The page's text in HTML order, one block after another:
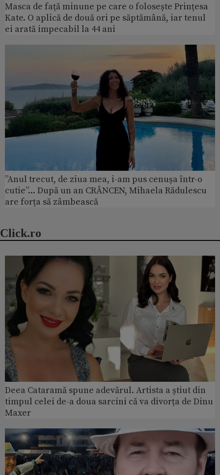
Masca de față minune pe care o folosește Prințesa
Kate. O aplică de două ori pe săptămână, iar tenul
ei arată impecabil la 44 ani
”Anul trecut, de ziua mea, i-am pus cenușa într-o
cutie”... După un an CRÂNCEN, Mihaela Rădulescu
are forța să zâmbească
Click.ro
Deea Cataramă spune adevărul. Artista a știut din
timpul celei de-a doua sarcini că va divorța de Dinu
Maxer